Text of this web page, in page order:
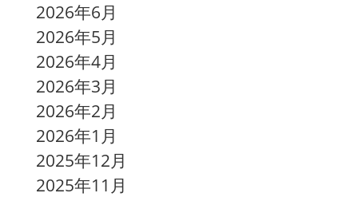
2026年6月
2026年5月
2026年4月
2026年3月
2026年2月
2026年1月
2025年12月
2025年11月